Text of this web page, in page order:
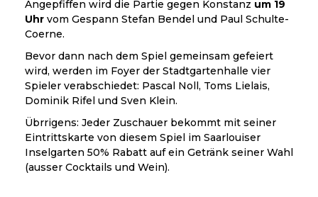
Angepfiffen wird die Partie gegen Konstanz um 19
Uhr vom Gespann Stefan Bendel und Paul Schulte-
Coerne.
Bevor dann nach dem Spiel gemeinsam gefeiert
wird, werden im Foyer der Stadtgartenhalle vier
Spieler verabschiedet: Pascal Noll, Toms Lielais,
Dominik Rifel und Sven Klein.
Übrrigens: Jeder Zuschauer bekommt mit seiner
Eintrittskarte von diesem Spiel im Saarlouiser
Inselgarten 50% Rabatt auf ein Getränk seiner Wahl
(ausser Cocktails und Wein).